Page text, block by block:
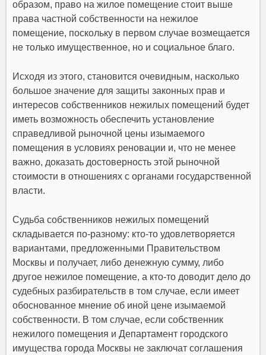
образом, право на жилое помещение стоит выше
права частной собственности на нежилое
помещение, поскольку в первом случае возмещается
не только имущественное, но и социальное благо.
Исходя из этого, становится очевидным, насколько
большое значение для защиты законных прав и
интересов собственников нежилых помещений будет
иметь возможность обеспечить установление
справедливой рыночной цены изымаемого
помещения в условиях реновации и, что не менее
важно, доказать достоверность этой рыночной
стоимости в отношениях с органами государственной
власти.
Судьба собственников нежилых помещений
складывается по-разному: кто-то удовлетворяется
вариантами, предложенными Правительством
Москвы и получает, либо денежную сумму, либо
другое нежилое помещение, а кто-то доводит дело до
судебных разбирательств в том случае, если имеет
обоснованное мнение об иной цене изымаемой
собственности. В том случае, если собственник
нежилого помещения и Департамент городского
имущества города Москвы не заключат соглашения